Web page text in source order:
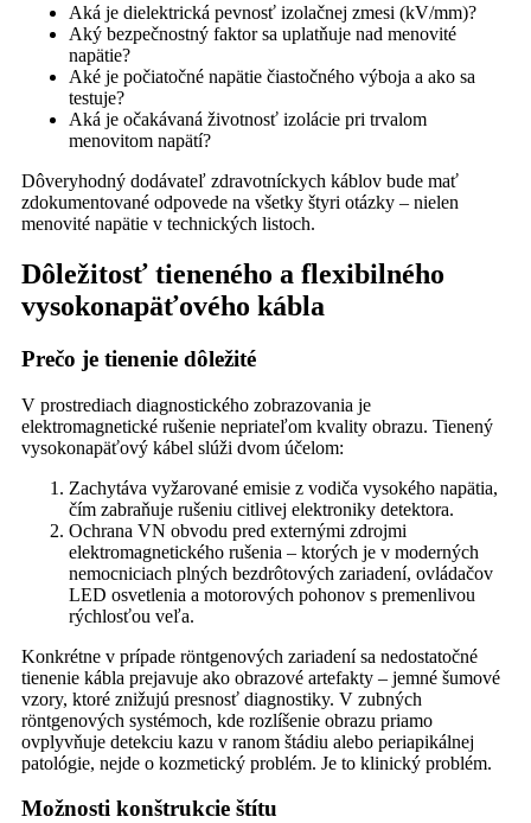
Aká je dielektrická pevnosť izolačnej zmesi (kV/mm)?
Aký bezpečnostný faktor sa uplatňuje nad menovité
napätie?
Aké je počiatočné napätie čiastočného výboja a ako sa
testuje?
Aká je očakávaná životnosť izolácie pri trvalom
menovitom napätí?
Dôveryhodný dodávateľ zdravotníckych káblov bude mať
zdokumentované odpovede na všetky štyri otázky – nielen
menovité napätie v technických listoch.
Dôležitosť tieneného a flexibilného
vysokonapäťového kábla
Prečo je tienenie dôležité
V prostrediach diagnostického zobrazovania je
elektromagnetické rušenie nepriateľom kvality obrazu. Tienený
vysokonapäťový kábel slúži dvom účelom:
Zachytáva vyžarované emisie z vodiča vysokého napätia,
čím zabraňuje rušeniu citlivej elektroniky detektora.
Ochrana VN obvodu pred externými zdrojmi
elektromagnetického rušenia – ktorých je v moderných
nemocniciach plných bezdrôtových zariadení, ovládačov
LED osvetlenia a motorových pohonov s premenlivou
rýchlosťou veľa.
Konkrétne v prípade röntgenových zariadení sa nedostatočné
tienenie kábla prejavuje ako obrazové artefakty – jemné šumové
vzory, ktoré znižujú presnosť diagnostiky. V zubných
röntgenových systémoch, kde rozlíšenie obrazu priamo
ovplyvňuje detekciu kazu v ranom štádiu alebo periapikálnej
patológie, nejde o kozmetický problém. Je to klinický problém.
Možnosti konštrukcie štítu